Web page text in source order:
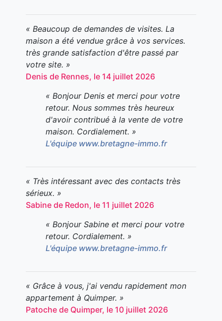
« Beaucoup de demandes de visites. La
maison a été vendue grâce à vos services.
très grande satisfaction d'être passé par
votre site. »
Denis de Rennes, le 14 juillet 2026
« Bonjour Denis et merci pour votre
retour. Nous sommes très heureux
d'avoir contribué à la vente de votre
maison. Cordialement. »
L'équipe www.bretagne-immo.fr
« Très intéressant avec des contacts très
sérieux. »
Sabine de Redon, le 11 juillet 2026
« Bonjour Sabine et merci pour votre
retour. Cordialement. »
L'équipe www.bretagne-immo.fr
« Grâce à vous, j'ai vendu rapidement mon
appartement à Quimper. »
Patoche de Quimper, le 10 juillet 2026